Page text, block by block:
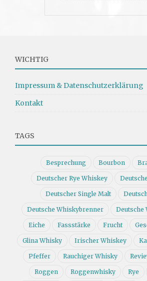
WICHTIG
Impressum & Datenschutzerklärung
Kontakt
TAGS
Besprechung Bourbon
Deutscher Rye Whiskey
Deutscher Single Malt
Deutsche Whiskybrenner Deutsche
Eiche Fassstärke Frucht
Glina Whisky Irischer Whiskey
Pfeffer Rauchiger Whisky
Roggen Roggenwhisky Rye